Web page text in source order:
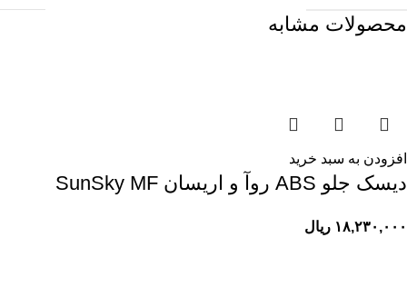
محصولات مشابه
افزودن به سبد خرید
ديسک جلو ABS روآ و اريسان SunSky MF
۱۸,۲۳۰,۰۰۰ ریال